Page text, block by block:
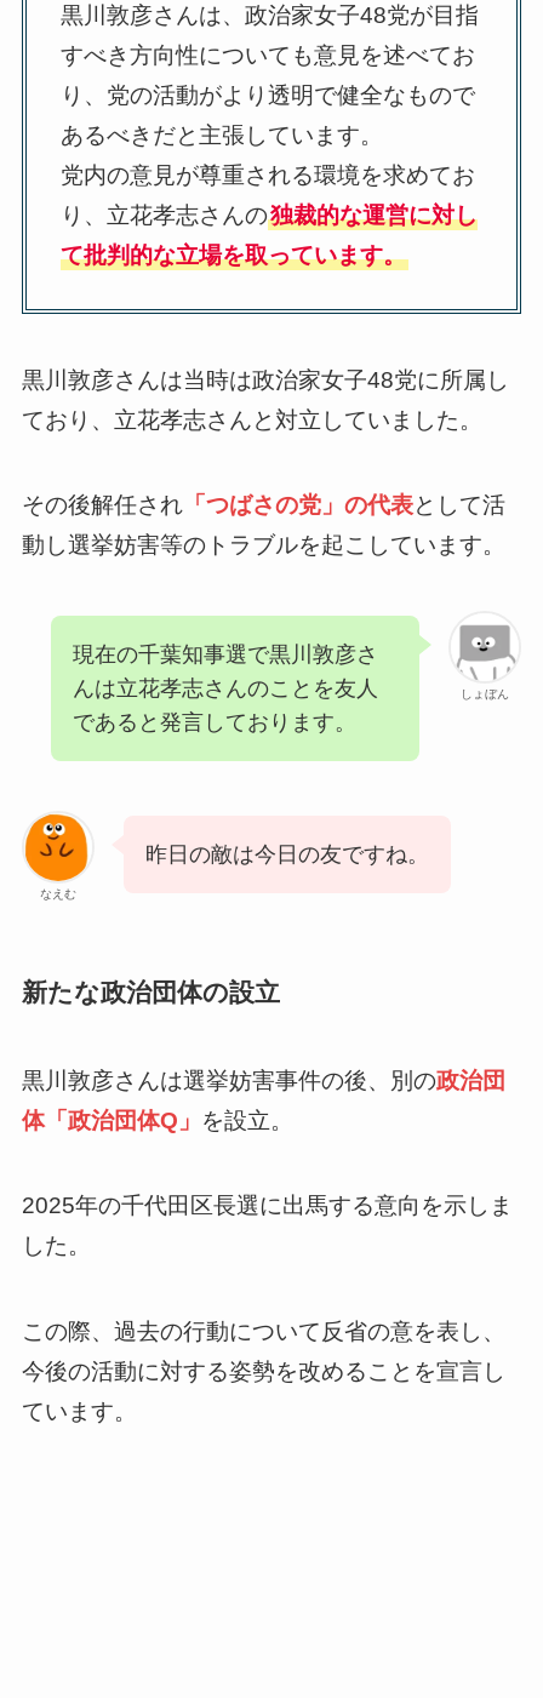
黒川敦彦さんは、政治家女子48党が目指
すべき方向性についても意見を述べてお
り、党の活動がより透明で健全なもので
あるべきだと主張しています。
党内の意見が尊重される環境を求めてお
り、立花孝志さんの独裁的な運営に対し
て批判的な立場を取っています。
黒川敦彦さんは当時は政治家女子48党に所属し
ており、立花孝志さんと対立していました。
その後解任され「つばさの党」の代表として活
動し選挙妨害等のトラブルを起こしています。
しょぼん
現在の千葉知事選で黒川敦彦さ
んは立花孝志さんのことを友人
であると発言しております。
なえむ
昨日の敵は今日の友ですね。
新たな政治団体の設立
黒川敦彦さんは選挙妨害事件の後、別の政治団
体「政治団体Q」 を設立。
2025年の千代田区長選に出馬する意向を示しま
した。
この際、過去の行動について反省の意を表し、
今後の活動に対する姿勢を改めることを宣言し
ています。